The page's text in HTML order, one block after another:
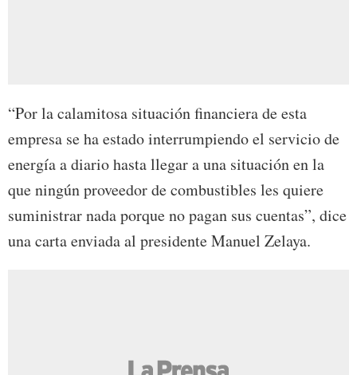
“Por la calamitosa situación financiera de esta
empresa se ha estado interrumpiendo el servicio de
energía a diario hasta llegar a una situación en la
que ningún proveedor de combustibles les quiere
suministrar nada porque no pagan sus cuentas”, dice
una carta enviada al presidente Manuel Zelaya.